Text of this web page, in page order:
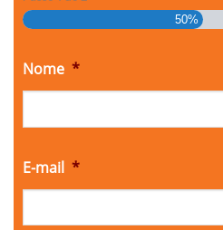
50%
Nome *
E-mail *